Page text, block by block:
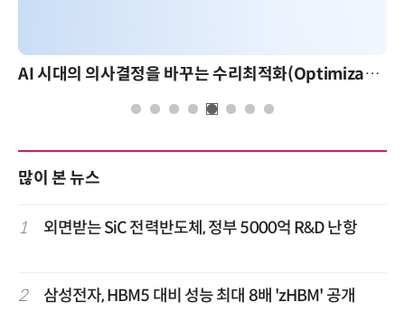
AI 시대의 의사결정을 바꾸는 수리최적화(Optimization): 실제 산업 적용 사례와 활용 전략
많이 본 뉴스
1 외면받는 SiC 전력반도체, 정부 5000억 R&D 난항
2 삼성전자, HBM5 대비 성능 최대 8배 'zHBM' 공개